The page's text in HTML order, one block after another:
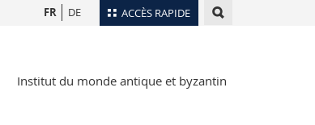
ACCÈS RAPIDE
Plan d'accès
FR DE
Institut du monde antique et byzantin